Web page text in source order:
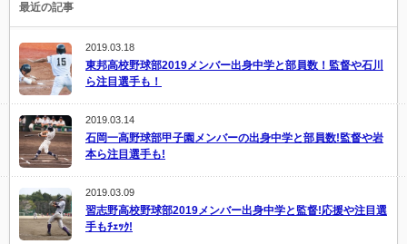
最近の記事
2019.03.18
東邦高校野球部2019メンバー出身中学と部員数！監督や石川
ら注目選手も！
2019.03.14
石岡一高野球部甲子園メンバーの出身中学と部員数!監督や岩
本ら注目選手も!
2019.03.09
習志野高校野球部2019メンバー出身中学と監督!応援や注目選
手もﾁｪｯｸ!